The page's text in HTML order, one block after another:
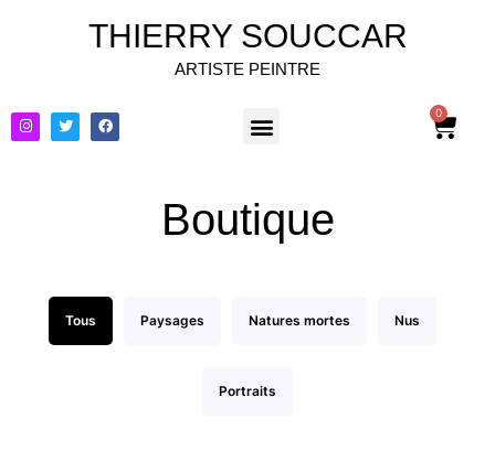
THIERRY SOUCCAR
ARTISTE PEINTRE
0
Boutique
Tous Paysages Natures mortes Nus
Portraits